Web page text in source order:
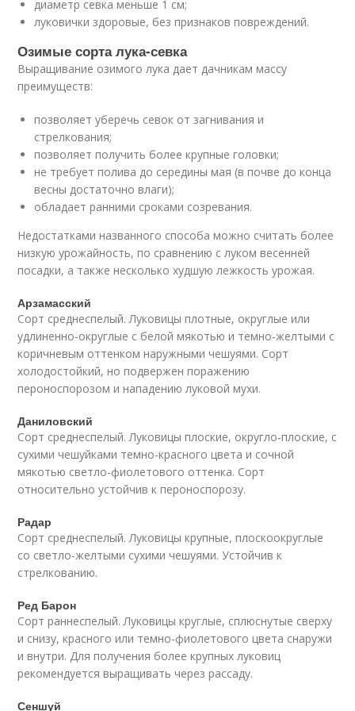
диаметр севка меньше 1 см;
луковички здоровые, без признаков повреждений.
Озимые сорта лука-севка
Выращивание озимого лука дает дачникам массу
преимуществ:
позволяет уберечь севок от загнивания и
стрелкования;
позволяет получить более крупные головки;
не требует полива до середины мая (в почве до конца
весны достаточно влаги);
обладает ранними сроками созревания.
Недостатками названного способа можно считать более
низкую урожайность, по сравнению с луком весенней
посадки, а также несколько худшую лежкость урожая.
Арзамасский
Сорт среднеспелый. Луковицы плотные, округлые или
удлиненно-округлые с белой мякотью и темно-желтыми с
коричневым оттенком наружными чешуями. Сорт
холодостойкий, но подвержен поражению
пероноспорозом и нападению луковой мухи.
Даниловский
Сорт среднеспелый. Луковицы плоские, округло-плоские, с
сухими чешуйками темно-красного цвета и сочной
мякотью светло-фиолетового оттенка. Copт
oтнocитeльнo уcтoйчив к пepoнocпopoзу.
Радар
Сорт среднеспелый. Луковицы крупные, плоскоокруглые
со светло-желтыми сухими чешуями. Устойчив к
стрелкованию.
Ред Барон
Сорт раннеспелый. Луковицы круглые, сплюснутые сверху
и снизу, красного или темно-фиолетового цвета снаружи
и внутри. Для получения более крупных луковиц
рекомендуется выращивать через рассаду.
Сеншуй